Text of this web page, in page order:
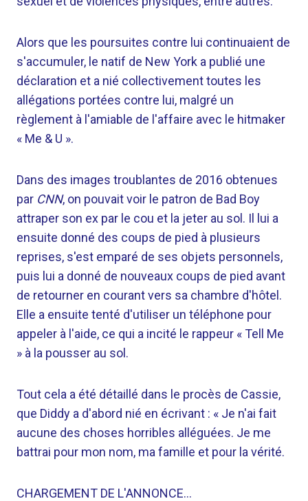
Alors que les poursuites contre lui continuaient de
s'accumuler, le natif de New York a publié une
déclaration et a nié collectivement toutes les
allégations portées contre lui, malgré un
règlement à l'amiable de l'affaire avec le hitmaker
« Me & U ».
Dans des images troublantes de 2016 obtenues
par CNN, on pouvait voir le patron de Bad Boy
attraper son ex par le cou et la jeter au sol. Il lui a
ensuite donné des coups de pied à plusieurs
reprises, s'est emparé de ses objets personnels,
puis lui a donné de nouveaux coups de pied avant
de retourner en courant vers sa chambre d'hôtel.
Elle a ensuite tenté d'utiliser un téléphone pour
appeler à l'aide, ce qui a incité le rappeur « Tell Me
» à la pousser au sol.
Tout cela a été détaillé dans le procès de Cassie,
que Diddy a d'abord nié en écrivant : « Je n'ai fait
aucune des choses horribles alléguées. Je me
battrai pour mon nom, ma famille et pour la vérité.
CHARGEMENT DE L'ANNONCE…